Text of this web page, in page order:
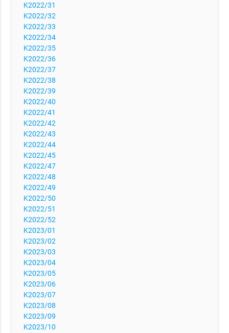
K2022/31
K2022/32
K2022/33
K2022/34
K2022/35
K2022/36
K2022/37
K2022/38
K2022/39
K2022/40
K2022/41
K2022/42
K2022/43
K2022/44
K2022/45
K2022/47
K2022/48
K2022/49
K2022/50
K2022/51
K2022/52
K2023/01
K2023/02
K2023/03
K2023/04
K2023/05
K2023/06
K2023/07
K2023/08
K2023/09
K2023/10